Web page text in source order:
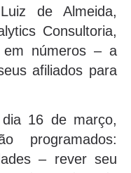
de Almeida,
Consultoria,
em números – a
afiliados para
16 de março,
programados:
– rever seu